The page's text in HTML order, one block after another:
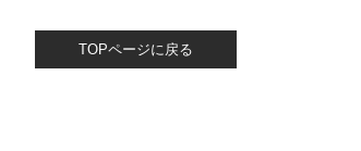
TOPページに戻る